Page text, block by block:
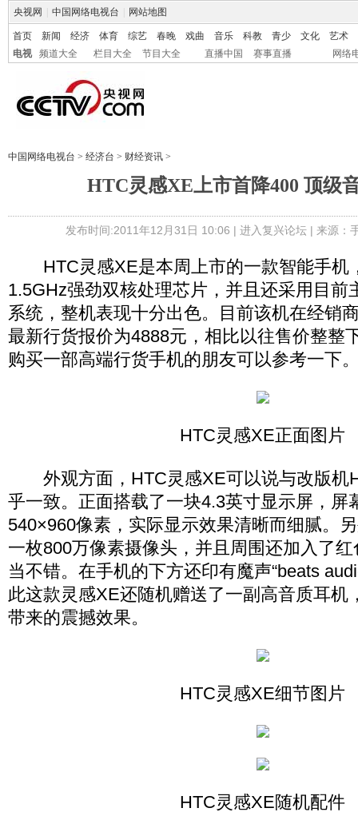
央视网 中国网络电视台 网站地图
首页 新闻 经济 体育 综艺 春晚 戏曲 音乐 科教 青少 文化
艺术
电视
频道大全 栏目大全 节目大全 直播中国 赛事直播 网络
中国网络电视台 > 经济台 > 财经资讯 >
HTC灵感XE上市首降400 顶级
发布时间:2011年12月31日 10:06 | 进入复兴论坛| 来源：
HTC灵感XE是本周上市的一款智能手机
1.5GHz强劲双核处理芯片，并且还采用目前
系统，整机表现十分出色。目前该机在经销
最新行货报价为4888元，相比以往售价整整
购买一部高端行货手机的朋友可以参考一下
HTC灵感XE正面图片
外观方面，HTC灵感XE可以说与改版机
乎一致。正面搭载了一块4.3英寸显示屏，屏
540×960像素，实际显示效果清晰而细腻。
一枚800万像素摄像头，并且周围还加入了
当不错。在手机的下方还印有魔声“beats
此这款灵感XE还随机赠送了一副高音质耳机
带来的震撼效果。
HTC灵感XE细节图片
HTC灵感XE随机配件